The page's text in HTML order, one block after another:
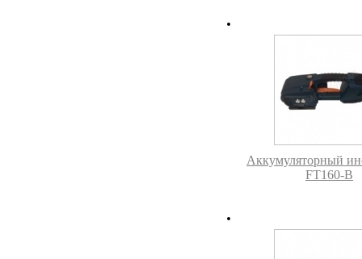
Аккумуляторный
FT160-B